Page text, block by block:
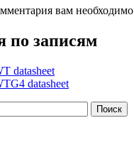
вам необходимо
по записям
datasheet
datasheet